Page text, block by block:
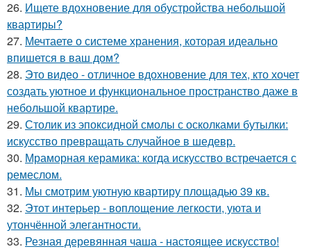
26. Ищете вдохновение для обустройства небольшой
квартиры?
27. Мечтаете о системе хранения, которая идеально
впишется в ваш дом?
28. Это видео - отличное вдохновение для тех, кто хочет
создать уютное и функциональное пространство даже в
небольшой квартире.
29. Столик из эпоксидной смолы с осколками бутылки:
искусство превращать случайное в шедевр.
30. Мраморная керамика: когда искусство встречается с
ремеслом.
31. Мы смотрим уютную квартиру площадью 39 кв.
32. Этот интерьер - воплощение легкости, уюта и
утончённой элегантности.
33. Резная деревянная чаша - настоящее искусство!